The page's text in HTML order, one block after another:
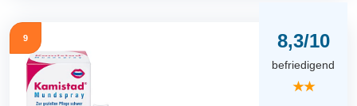
9 8,3/10
befriedigend
★★